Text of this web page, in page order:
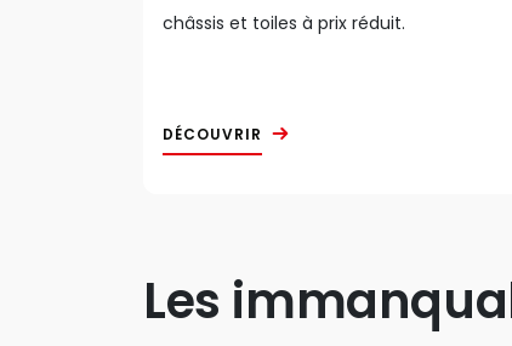
châssis et toiles à prix réduit.
DÉCOUVRIR
Les